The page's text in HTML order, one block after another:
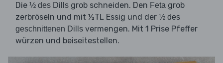
Die ½ des Dills grob schneiden. Den Feta grob
zerbröseln und mit ½TL Essig und der ½ des
geschnittenen Dills vermengen. Mit 1 Prise Pfeffer
würzen und beiseitestellen.